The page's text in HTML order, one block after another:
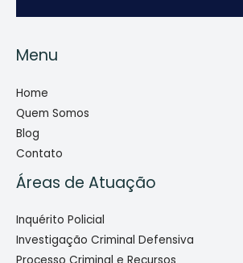
Menu
Home
Quem Somos
Blog
Contato
Áreas de Atuação
Inquérito Policial
Investigação Criminal Defensiva
Processo Criminal e Recursos